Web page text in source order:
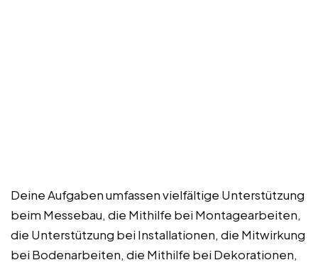
Deine Aufgaben umfassen vielfältige Unterstützung
beim Messebau, die Mithilfe bei Montagearbeiten,
die Unterstützung bei Installationen, die Mitwirkung
bei Bodenarbeiten, die Mithilfe bei Dekorationen,